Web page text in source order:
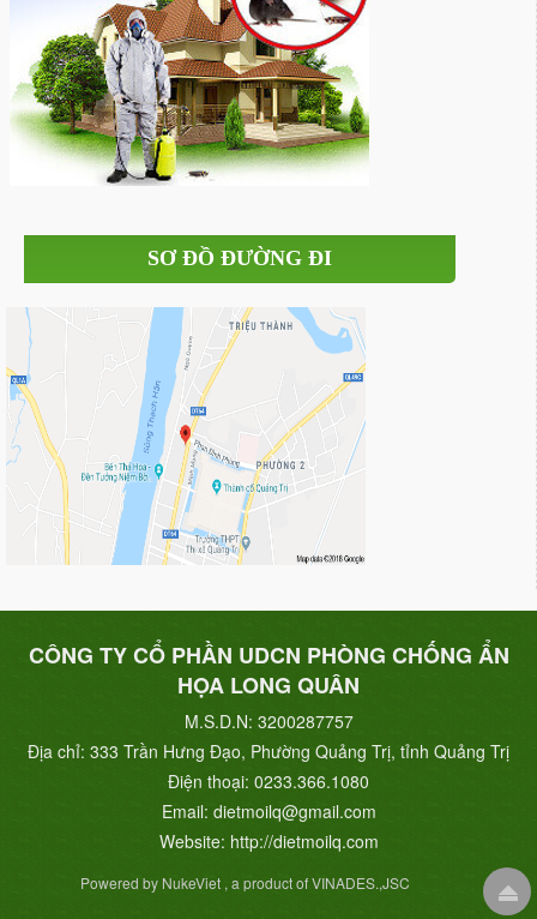
SƠ ĐỒ ĐƯỜNG ĐI
CÔNG TY CỔ PHẦN UDCN PHÒNG CHỐNG ẨN
HỌA LONG QUÂN
M.S.D.N: 3200287757
Địa chỉ: 333 Trần Hưng Đạo, Phường Quảng Trị, tỉnh Quảng Trị
Điện thoại: 0233.366.1080
Email: dietmoilq@gmail.com
Website: http://dietmoilq.com
Powered by NukeViet , a product of VINADES.,JSC